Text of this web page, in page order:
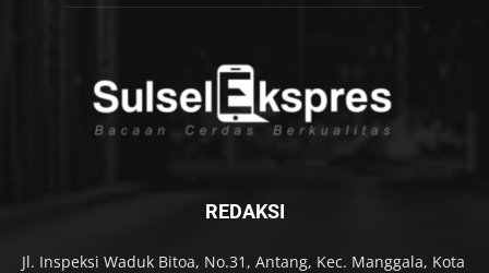
REDAKSI
Jl. Inspeksi Waduk Bitoa, No.31, Antang, Kec. Manggala, Kota